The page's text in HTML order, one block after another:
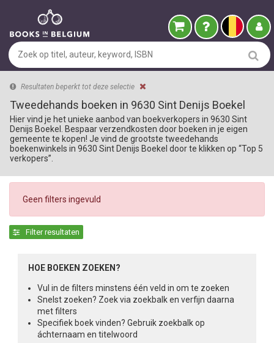
Resultaten beperkt tot deze selectie
Tweedehands boeken in 9630 Sint Denijs Boekel
Hier vind je het unieke aanbod van boekverkopers in 9630 Sint
Denijs Boekel. Bespaar verzendkosten door boeken in je eigen
gemeente te kopen! Je vind de grootste tweedehands
boekenwinkels in 9630 Sint Denijs Boekel door te klikken op “Top 5
verkopers”.
Geen filters ingevuld
Filter resultaten
HOE BOEKEN ZOEKEN?
Vul in de filters minstens één veld in om te zoeken
Snelst zoeken? Zoek via zoekbalk en verfijn daarna
met filters
Specifiek boek vinden? Gebruik zoekbalk op
áchternaam en titelwoord